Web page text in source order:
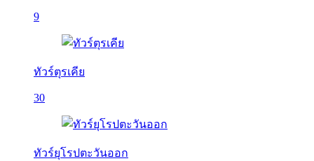
9
ทัวร์ตุรเคีย
30
ทัวร์ยุโรปตะวันออก